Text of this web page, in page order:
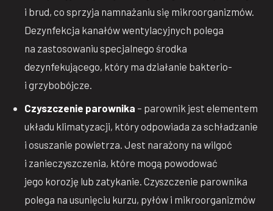
i brud, co sprzyja namnażaniu się mikroorganizmów.
Dezynfekcja kanałów wentylacyjnych polega
na zastosowaniu specjalnego środka
dezynfekującego, który ma działanie bakterio-
i grzybobójcze.
Czyszczenie parownika – parownik jest elementem
układu klimatyzacji, który odpowiada za schładzanie
i osuszanie powietrza. Jest narażony na wilgoć
i zanieczyszczenia, które mogą powodować
jego korozję lub zatykanie. Czyszczenie parownika
polega na usunięciu kurzu, pyłów i mikroorganizmów